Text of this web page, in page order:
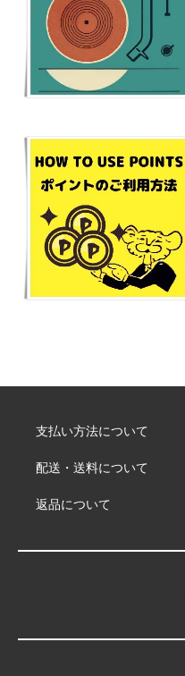
支払い方法について
配送・送料について
返品について